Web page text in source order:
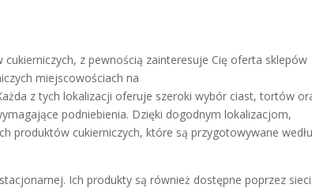
z pewnością zainteresuje Cię oferta sklepów
miejscowościach na
z tych lokalizacji oferuje szeroki wybór ciast, tortów
podniebienia. Dzięki dogodnym lokalizacjom,
produktów cukierniczych, które są przygotowywane
Ich produkty są również dostępne poprzez sieci